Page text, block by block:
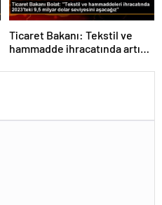
Ticaret Bakanı: Tekstil ve
hammadde ihracatında artış